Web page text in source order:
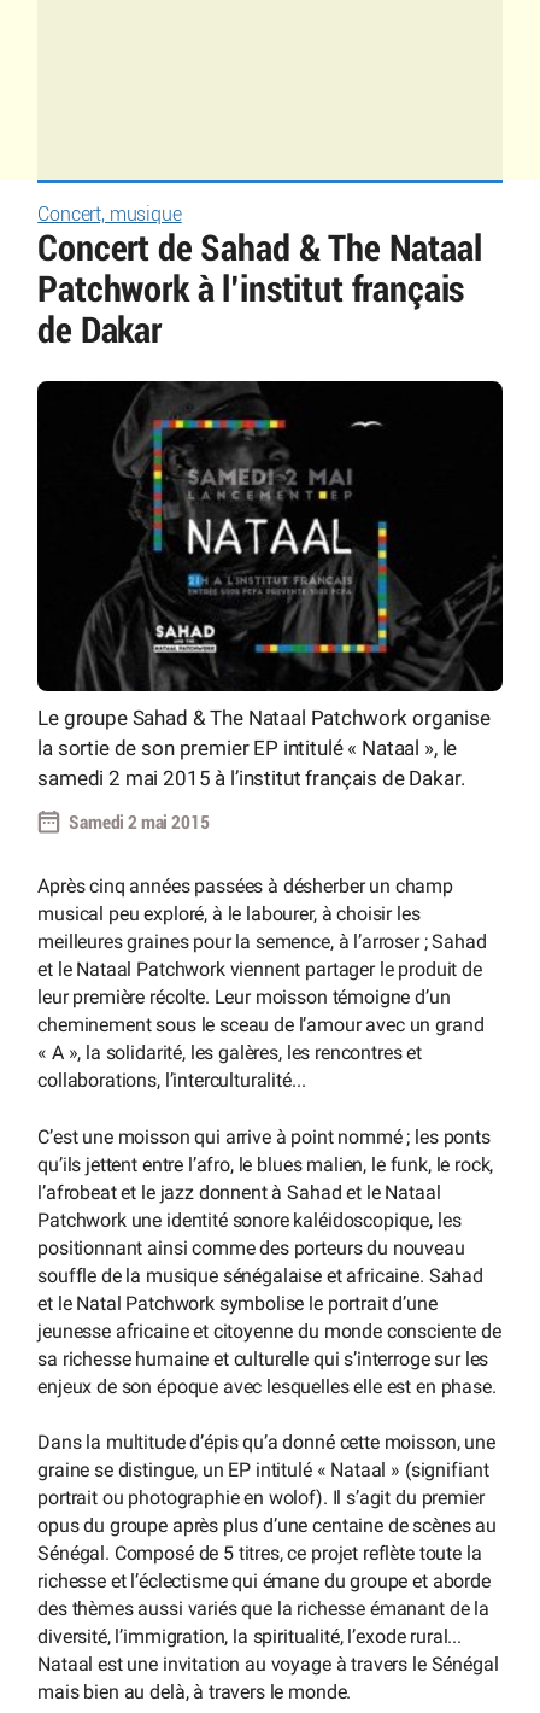
Concert, musique
Concert de Sahad & The Nataal
Patchwork à l’institut français
de Dakar
Le groupe Sahad & The Nataal Patchwork organise
la sortie de son premier EP intitulé « Nataal », le
samedi 2 mai 2015 à l’institut français de Dakar.
Samedi 2 mai 2015
Après cinq années passées à désherber un champ
musical peu exploré, à le labourer, à choisir les
meilleures graines pour la semence, à l’arroser ; Sahad
et le Nataal Patchwork viennent partager le produit de
leur première récolte. Leur moisson témoigne d’un
cheminement sous le sceau de l’amour avec un grand
« A », la solidarité, les galères, les rencontres et
collaborations, l’interculturalité...
C’est une moisson qui arrive à point nommé ; les ponts
qu’ils jettent entre l’afro, le blues malien, le funk, le rock,
l’afrobeat et le jazz donnent à Sahad et le Nataal
Patchwork une identité sonore kaléidoscopique, les
positionnant ainsi comme des porteurs du nouveau
souffle de la musique sénégalaise et africaine. Sahad
et le Natal Patchwork symbolise le portrait d’une
jeunesse africaine et citoyenne du monde consciente de
sa richesse humaine et culturelle qui s’interroge sur les
enjeux de son époque avec lesquelles elle est en phase.
Dans la multitude d’épis qu’a donné cette moisson, une
graine se distingue, un EP intitulé « Nataal » (signifiant
portrait ou photographie en wolof). Il s’agit du premier
opus du groupe après plus d’une centaine de scènes au
Sénégal. Composé de 5 titres, ce projet reflète toute la
richesse et l’éclectisme qui émane du groupe et aborde
des thèmes aussi variés que la richesse émanant de la
diversité, l’immigration, la spiritualité, l’exode rural...
Nataal est une invitation au voyage à travers le Sénégal
mais bien au delà, à travers le monde.